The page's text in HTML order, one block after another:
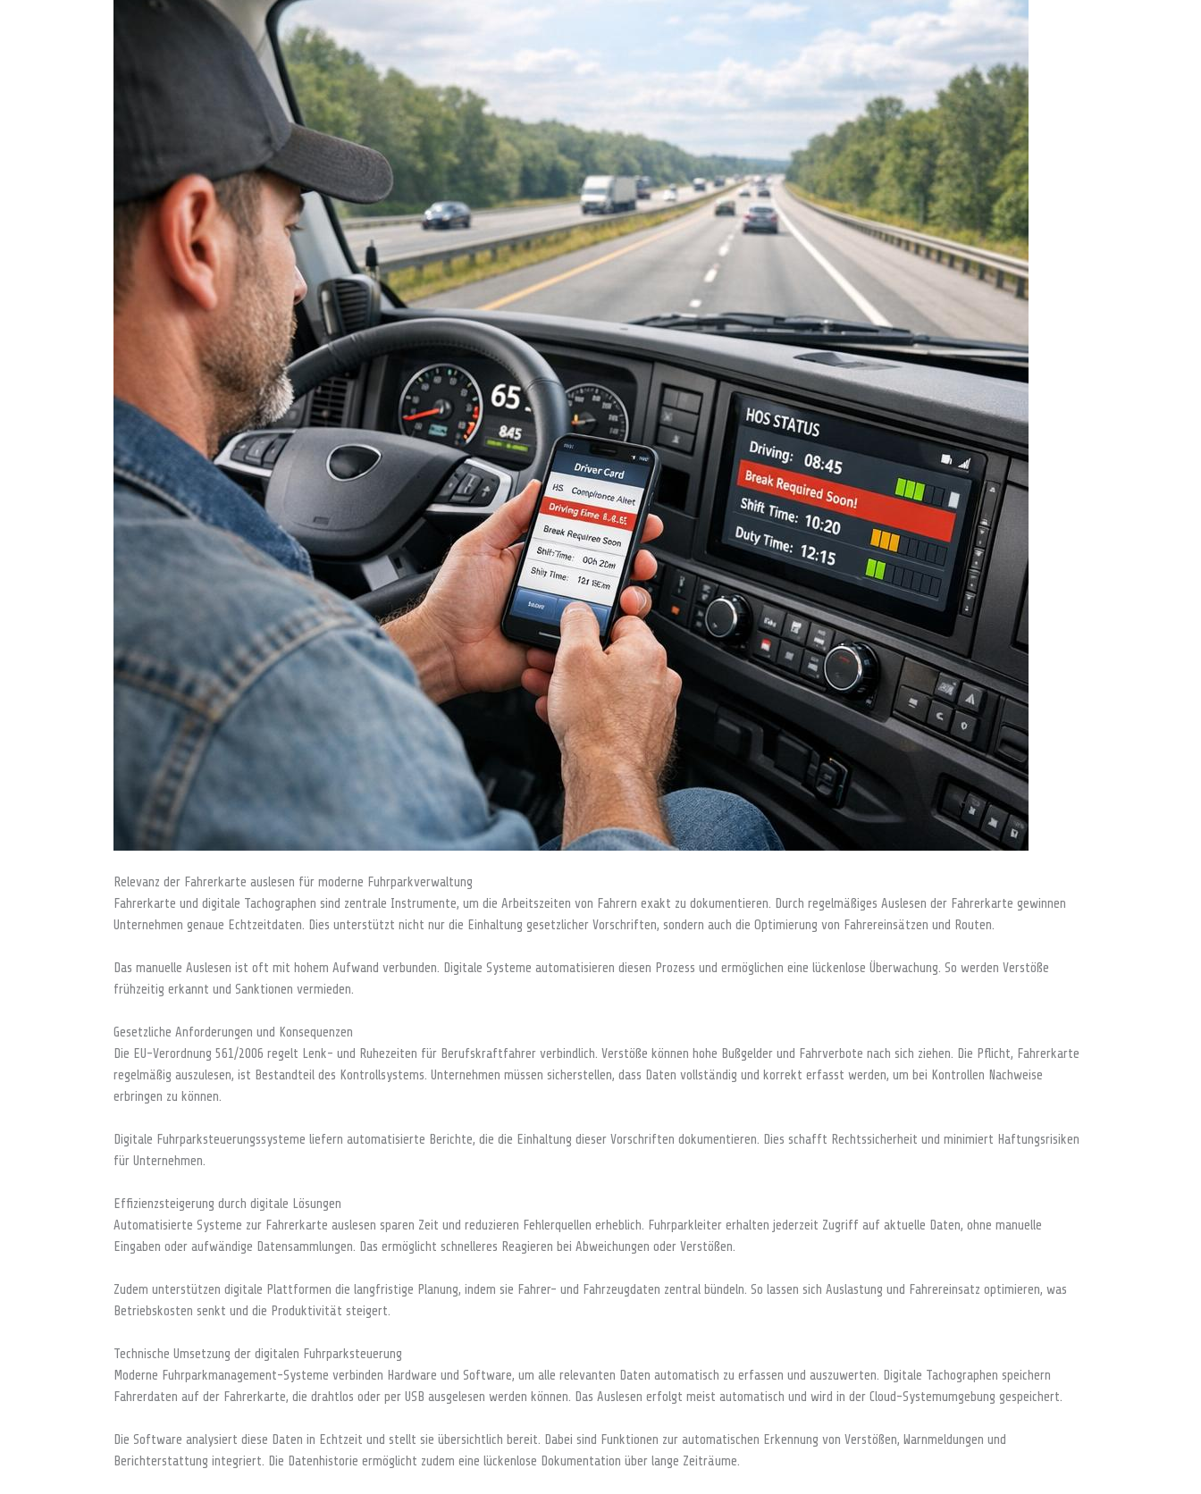
Relevanz der Fahrerkarte auslesen für moderne Fuhrparkverwaltung
Fahrerkarte und digitale Tachographen sind zentrale Instrumente, um die Arbeitszeiten von Fahrern exakt zu dokumentieren. Durch regelmäßiges Auslesen der Fahrerkarte gewinnen
Unternehmen genaue Echtzeitdaten. Dies unterstützt nicht nur die Einhaltung gesetzlicher Vorschriften, sondern auch die Optimierung von Fahrereinsätzen und Routen.
Das manuelle Auslesen ist oft mit hohem Aufwand verbunden. Digitale Systeme automatisieren diesen Prozess und ermöglichen eine lückenlose Überwachung. So werden Verstöße
frühzeitig erkannt und Sanktionen vermieden.
Gesetzliche Anforderungen und Konsequenzen
Die EU-Verordnung 561/2006 regelt Lenk- und Ruhezeiten für Berufskraftfahrer verbindlich. Verstöße können hohe Bußgelder und Fahrverbote nach sich ziehen. Die Pflicht, Fahrerkarte
regelmäßig auszulesen, ist Bestandteil des Kontrollsystems. Unternehmen müssen sicherstellen, dass Daten vollständig und korrekt erfasst werden, um bei Kontrollen Nachweise
erbringen zu können.
Digitale Fuhrparksteuerungssysteme liefern automatisierte Berichte, die die Einhaltung dieser Vorschriften dokumentieren. Dies schafft Rechtssicherheit und minimiert Haftungsrisiken
für Unternehmen.
Effizienzsteigerung durch digitale Lösungen
Automatisierte Systeme zur Fahrerkarte auslesen sparen Zeit und reduzieren Fehlerquellen erheblich. Fuhrparkleiter erhalten jederzeit Zugriff auf aktuelle Daten, ohne manuelle
Eingaben oder aufwändige Datensammlungen. Das ermöglicht schnelleres Reagieren bei Abweichungen oder Verstößen.
Zudem unterstützen digitale Plattformen die langfristige Planung, indem sie Fahrer- und Fahrzeugdaten zentral bündeln. So lassen sich Auslastung und Fahrereinsatz optimieren, was
Betriebskosten senkt und die Produktivität steigert.
Technische Umsetzung der digitalen Fuhrparksteuerung
Moderne Fuhrparkmanagement-Systeme verbinden Hardware und Software, um alle relevanten Daten automatisch zu erfassen und auszuwerten. Digitale Tachographen speichern
Fahrerdaten auf der Fahrerkarte, die drahtlos oder per USB ausgelesen werden können. Das Auslesen erfolgt meist automatisch und wird in der Cloud-Systemumgebung gespeichert.
Die Software analysiert diese Daten in Echtzeit und stellt sie übersichtlich bereit. Dabei sind Funktionen zur automatischen Erkennung von Verstößen, Warnmeldungen und
Berichterstattung integriert. Die Datenhistorie ermöglicht zudem eine lückenlose Dokumentation über lange Zeiträume.